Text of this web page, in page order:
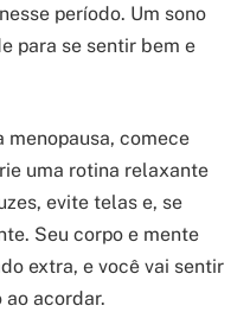
período. Um sono
para se sentir bem e
menopausa, comece
uma rotina relaxante
evite telas e, se
Seu corpo e mente
extra, e você vai sentir
ao acordar.